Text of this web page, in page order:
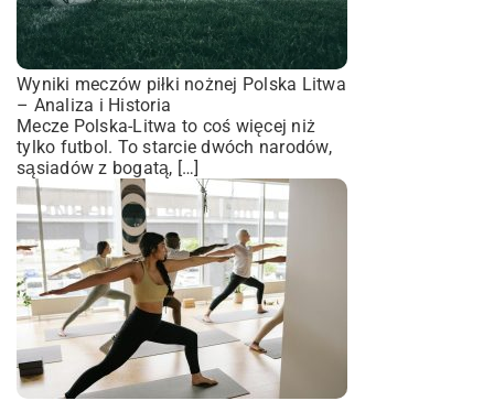
Wyniki meczów piłki nożnej Polska Litwa
– Analiza i Historia
Mecze Polska-Litwa to coś więcej niż
tylko futbol. To starcie dwóch narodów,
sąsiadów z bogatą, […]